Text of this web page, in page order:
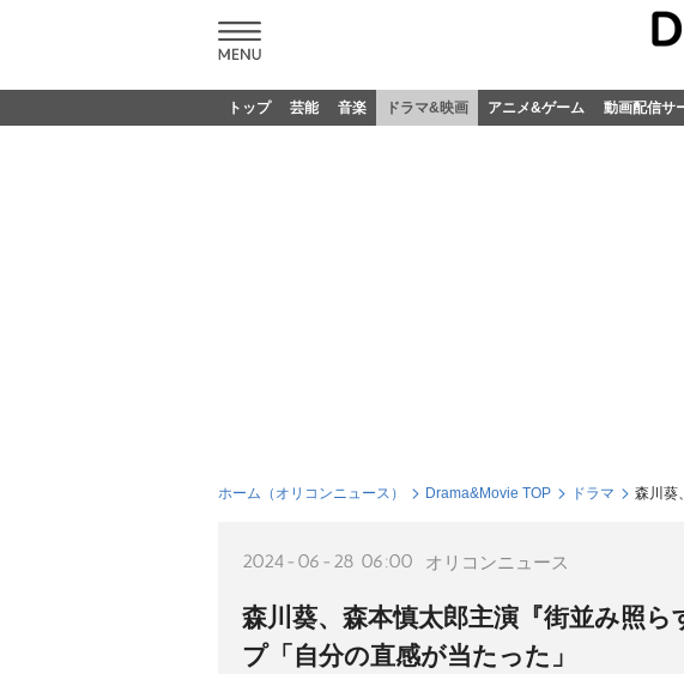
トップ 芸能 音楽 ドラマ&映画 アニメ&ゲーム 動画配信サ
ホーム（オリコンニュース） Drama&Movie TOP ドラマ 森川葵
2024-06-28 06:00 オリコンニュース
森川葵、森本慎太郎主演『街並み照
プ「自分の直感が当たった」